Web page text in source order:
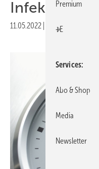
11.05.2022 Druckvorschau
Premium
+E
Services
Abo & Shop
Media
Newsletter